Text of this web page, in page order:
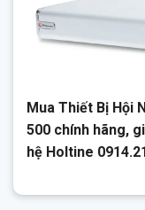
Mua Thiết Bị Hội
500 chính hãng,
hệ Holtine